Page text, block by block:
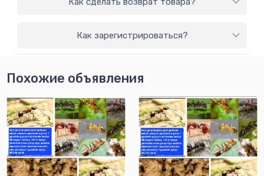
Как зарегистрироваться?
Похожие объявления